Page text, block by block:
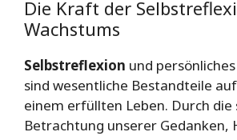
Die Kraft der
Wachstums
Selbstreflexion und
sind wesentliche Bestandteile
einem erfüllten Leben. Durch
Betrachtung unserer Gedanken,